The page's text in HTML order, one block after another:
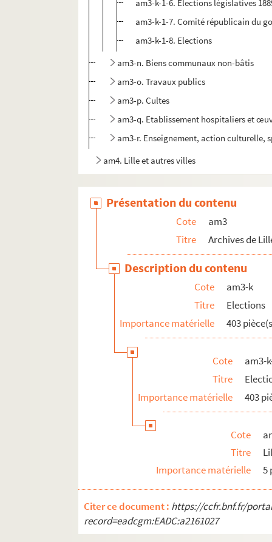
am3-k-1-6. Elections législatives
am3-k-1-7. Comité républicain du
am3-k-1-8. Elections
am3-n. Biens communaux non-bâtis
am3-o. Travaux publics
am3-p. Cultes
am3-q. Etablissement hospitaliers et
am3-r. Enseignement, action culturelle,
am4. Lille et autres villes
Présentation du contenu
Cote
am3
Titre
Archives de
Description du contenu
Cote
am3-k
Titre
Elections
Importance matérielle
403
Cote
am3-
Titre
Importance matérielle
403
Cote
Titre
Importance matérielle
5
Citer ce document : https://ccfr.bnf.fr/
record=eadcgm:EADC:a2161027